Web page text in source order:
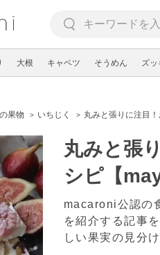
大根 キャベツ そうめん ズッ
果物 いちじく 丸みと張りに注目
丸みと張
シピ【
macaroni公認の
を紹介する記事
しい果実の見分